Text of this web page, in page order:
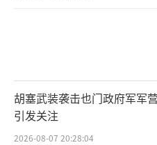
不排除吧。在他
的。
1，加征关税，割
胡塞武装袭击也门政府军军
引发关注
2026-08-07 20:28:04